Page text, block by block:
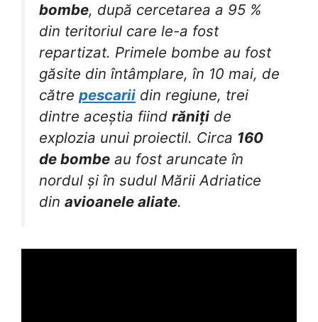
bombe, după cercetarea a 95 %
din teritoriul care le-a fost
repartizat. Primele bombe au fost
găsite din întâmplare, în 10 mai, de
către pescarii din regiune, trei
dintre aceștia fiind răniți de
explozia unui proiectil. Circa 160
de bombe au fost aruncate în
nordul și în sudul Mării Adriatice
din avioanele aliate.